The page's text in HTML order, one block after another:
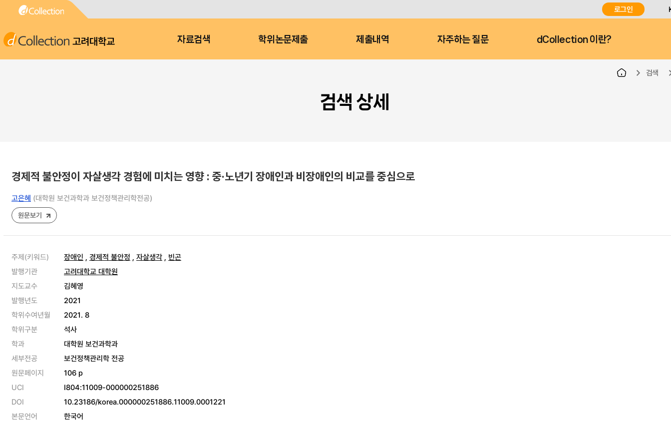
로그인
고려대학교 자료검색 학위논문제출 제출내역 자주하는 질문 dCollection 이란?
검색
검색 상세
경제적 불안정이 자살생각 경험에 미치는 영향 : 중·노년기 장애인과 비장애인의 비교를 중심으로
고은혜 (대학원 보건과학과 보건정책관리학전공)
원문보기
주제(키워드) 장애인 , 경제적 불안정 , 자살생각 , 빈곤
발행기관
고려대학교 대학원
지도교수
김혜영
발행년도
2021
학위수여년월
2021. 8
학위구분
석사
학과
대학원 보건과학과
세부전공
보건정책관리학 전공
원문페이지
106 p
UCI
I804:11009-000000251886
DOI
10.23186/korea.000000251886.11009.0001221
본문언어
한국어